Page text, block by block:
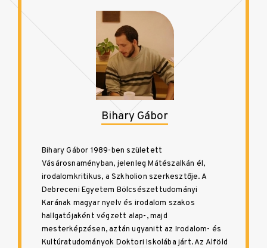
Bihary Gábor
Bihary Gábor 1989-ben született
Vásárosnaményban, jelenleg Mátészalkán él,
irodalomkritikus, a Szkholion szerkesztője. A
Debreceni Egyetem Bölcsészettudományi
Karának magyar nyelv és irodalom szakos
hallgatójaként végzett alap-, majd
mesterképzésen, aztán ugyanitt az Irodalom- és
Kultúratudományok Doktori Iskolába járt. Az Alföld